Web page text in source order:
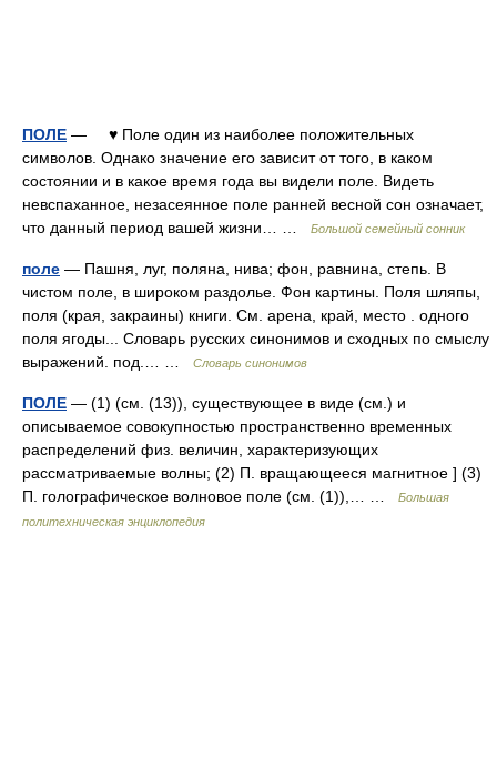
ПОЛЕ — ♥ Поле один из наиболее положительных
символов. Однако значение его зависит от того, в каком
состоянии и в какое время года вы видели поле. Видеть
невспаханное, незасеянное поле ранней весной сон означает,
что данный период вашей жизни… …
Большой семейный сонник
поле — Пашня, луг, поляна, нива; фон, равнина, степь. В
чистом поле, в широком раздолье. Фон картины. Поля шляпы,
поля (края, закраины) книги. См. арена, край, место . одного
поля ягоды... Словарь русских синонимов и сходных по смыслу
выражений. под.… …
Словарь синонимов
ПОЛЕ — (1) (см. (13)), существующее в виде (см.) и
описываемое совокупностью пространственно временных
распределений физ. величин, характеризующих
рассматриваемые волны; (2) П. вращающееся магнитное ] (3)
П. голографическое волновое поле (см. (1)),… …
Большая
политехническая энциклопедия